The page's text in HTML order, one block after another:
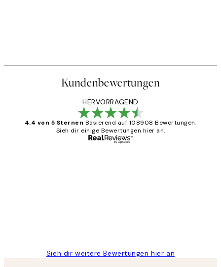
Kundenbewertungen
HERVORRAGEND
4.4 von 5 Sternen Basierend auf 108908 Bewertungen.
Sieh dir einige Bewertungen hier an.
Sieh dir weitere Bewertungen hier an